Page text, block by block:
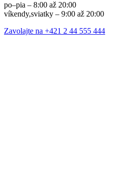
po–pia – 8:00 až 20:00
víkendy,sviatky – 9:00 až 20:00
Zavolajte na +421 2 44 555 444